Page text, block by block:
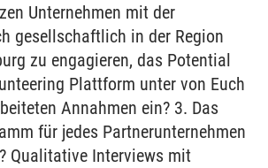
Unternehmen mit der
gesellschaftlich in der Region
zu engagieren, das Potential
Plattform unter von Euch
Annahmen ein? 3. Das
für jedes Partnerunternehmen
Qualitative Interviews mit